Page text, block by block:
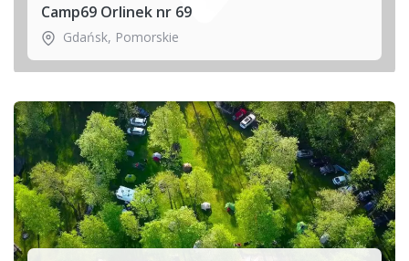
Camp69 Orlinek nr 69
Gdańsk, Pomorskie